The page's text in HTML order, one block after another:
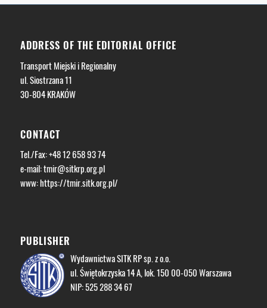
ADDRESS OF THE EDITORIAL OFFICE
Transport Miejski i Regionalny
ul. Siostrzana 11
30-804 KRAKÓW
CONTACT
Tel./Fax: +48 12 658 93 74
e-mail:tmir@sitkrp.org.pl
www: https://tmir.sitk.org.pl/
PUBLISHER
Wydawnictwa SITK RP sp. z o.o.
ul. Świętokrzyska 14 A, lok. 150 00-050 Warszawa
NIP: 525 288 34 67